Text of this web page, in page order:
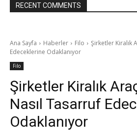
RECENT COMMENTS